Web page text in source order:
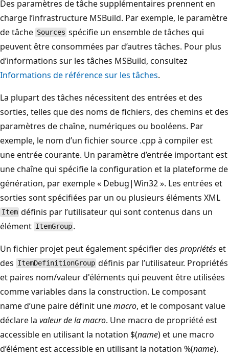
Des paramètres de tâche supplémentaires prennent en
charge l’infrastructure MSBuild. Par exemple, le paramètre
de tâche Sources spécifie un ensemble de tâches qui
peuvent être consommées par d’autres tâches. Pour plus
d’informations sur les tâches MSBuild, consultez
Informations de référence sur les tâches.
La plupart des tâches nécessitent des entrées et des
sorties, telles que des noms de fichiers, des chemins et des
paramètres de chaîne, numériques ou booléens. Par
exemple, le nom d’un fichier source .cpp à compiler est
une entrée courante. Un paramètre d’entrée important est
une chaîne qui spécifie la configuration et la plateforme de
génération, par exemple « Debug|Win32 ». Les entrées et
sorties sont spécifiées par un ou plusieurs éléments XML
Item définis par l’utilisateur qui sont contenus dans un
élément ItemGroup .
Un fichier projet peut également spécifier des propriétéset
des ItemDefinitionGroup définis par l’utilisateur. Propriétés
et paires nom/valeur d'éléments qui peuvent être utilisées
comme variables dans la construction. Le composant
name d’une paire définit unemacro, et le composant value
déclare la valeur de la macro. Une macro de propriété est
accessible en utilisant la notation $(name) et une macro
d’élément est accessible en utilisant la notation %(name).